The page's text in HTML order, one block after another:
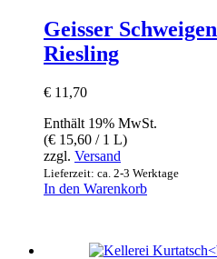
Geisser Schweigen
Riesling
€ 11,70
Enthält 19% MwSt.
(€ 15,60 / 1 L)
zzgl. Versand
Lieferzeit: ca. 2-3 Werktage
In den Warenkorb